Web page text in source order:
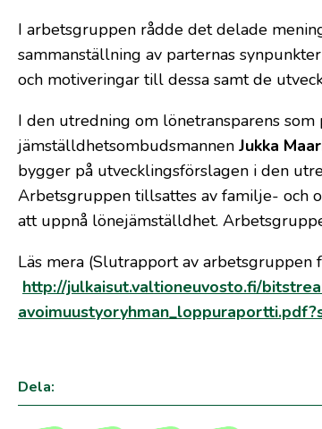
I arbetsgruppen rådde det delade
sammanställning av parternas
och motiveringar till dessa samt de
I den utredning om lönetransparens
jämställdhetsombudsmannen Jukka
bygger på utvecklingsförslagen i den
Arbetsgruppen tillsattes av familje- och
att uppnå lönejämställdhet.
Läs mera (Slutrapport av arbetsgruppen
http://julkaisut.valtioneuvosto.fi/
Dela: